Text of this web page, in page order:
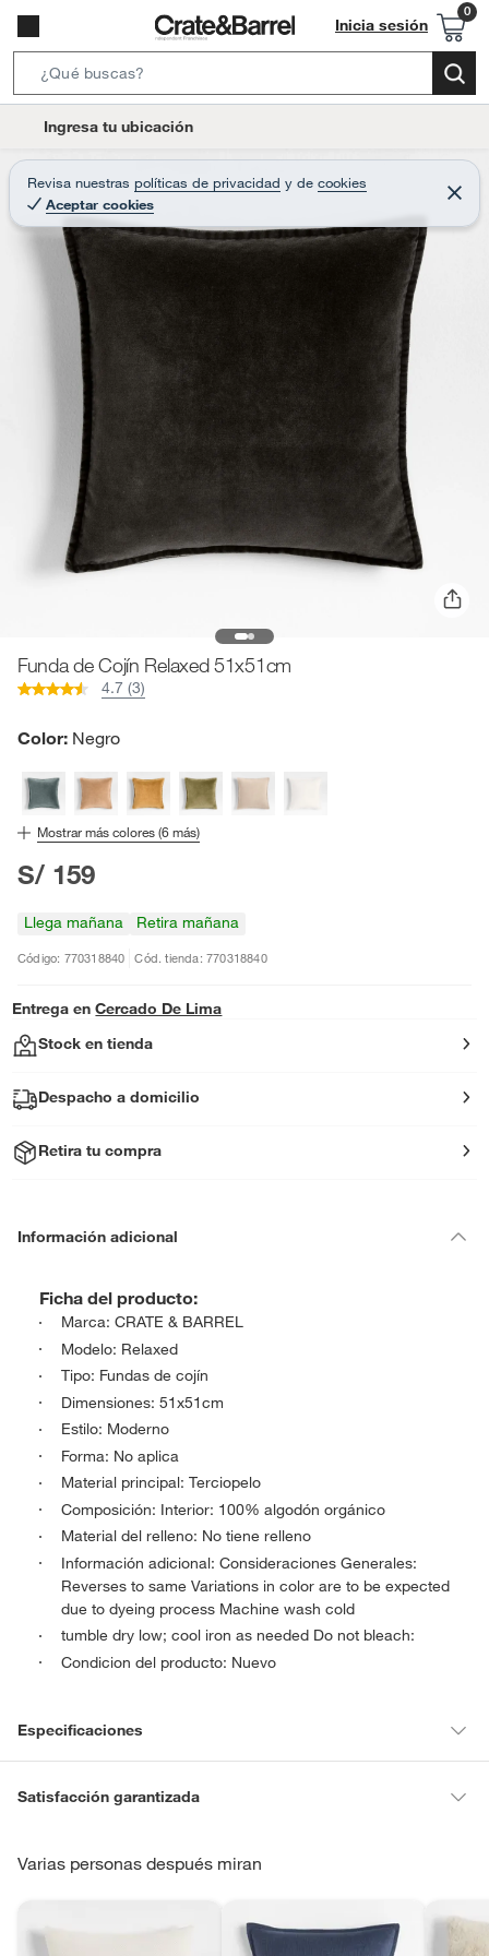
Inicia sesión
e
r
c
B
t
Ingresa tu ubicación
Revisa nuestras políticas de privacidad y de cookies
Aceptar cookies
C
e
r
Funda de Cojín Relaxed 51x51cm
4.7 (3)
Color: Negro
Mostrar más colores (6más)
S/ 159
Llega mañana Retira mañana
Código: 770318840 Cód. tienda: 770318840
Entrega en Cercado De Lima
Stock en tienda
Despacho a domicilio
Retira tu compra
Información adicional
Ficha del producto:
Marca: CRATE & BARREL
Modelo: Relaxed
Tipo: Fundas de cojín
Dimensiones: 51x51cm
Estilo: Moderno
Forma: No aplica
Material principal: Terciopelo
Composición: Interior: 100% algodón orgánico
Material del relleno: No tiene relleno
Información adicional: Consideraciones Generales:
Reverses to same Variations in color are to be expected
due to dyeing process Machine wash cold
tumble dry low; cool iron as needed Do not bleach:
Condicion del producto: Nuevo
Especificaciones
Material del relleno
Material Algodón orgánico,Terciopelo
Modelo Relaxed
Satisfacción garantizada
para hacer una devolución.
cambiar. Conoce cuáles son:
Varias personas después miran